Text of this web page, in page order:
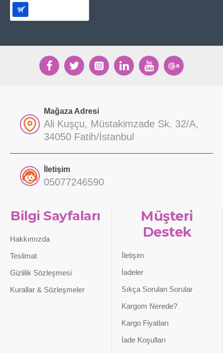
Mağaza Adresi
Ali Kuşçu, Müstakimzade Sk. 32/A,
34050 Fatih/İstanbul
İletişim
05077246590
Bilgi Sayfaları
Hakkımızda
Teslimat
Gizlilik Sözleşmesi
Kurallar & Sözleşmeler
Müşteri
Destek
İletişim
İadeler
Sıkça Sorulan Sorular
Kargom Nerede?
Kargo Fiyatları
İade Koşulları